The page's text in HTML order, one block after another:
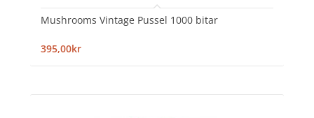
Mushrooms Vintage Pussel 1000 bitar
395,00kr